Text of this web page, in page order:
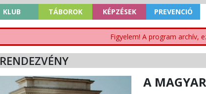
KLUB TÁBOROK KÉPZÉSEK PREVENCIÓ
Figyelem! A program archív,
RENDEZVÉNY
A